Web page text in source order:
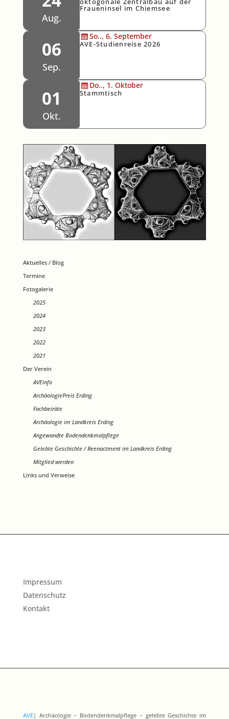
Aug.
oktogonale Zentralbau auf der
Fraueninsel im Chiemsee
06
Sep.
So.., 6. September
AVE-Studienreise 2026
01
Okt.
Do.., 1. Oktober
Stammtisch
Aktuelles / Blog
Termine
Fotogalerie
2025
2024
2023
2022
2021
Der Verein
AVEinfo
ArchäologiePreis Erding
Fachbeiräte
Archäologie im Landkreis Erding
Angewandte Bodendenkmalpflege
Gelebte Geschichte / Reenactment im Landkreis Erding
Mitglied werden
Links und Verweise
Impressum
Datenschutz
Kontakt
AVE| Archäologie – Bodendenkmalpflege – gelebte Geschichte im